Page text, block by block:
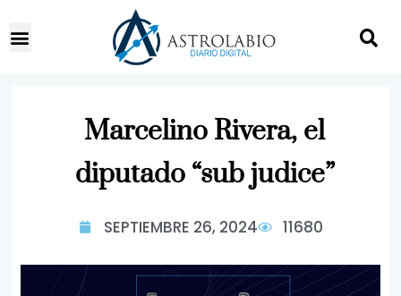
Marcelino Rivera, el
diputado “sub judice”
SEPTIEMBRE 26, 2024 11680